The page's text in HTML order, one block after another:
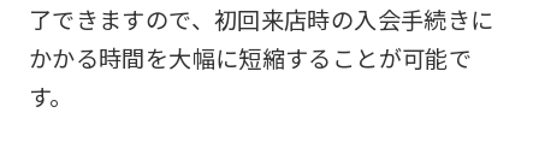
了できますので、初回来店時の入会手続きに
かかる時間を大幅に短縮することが可能で
す。